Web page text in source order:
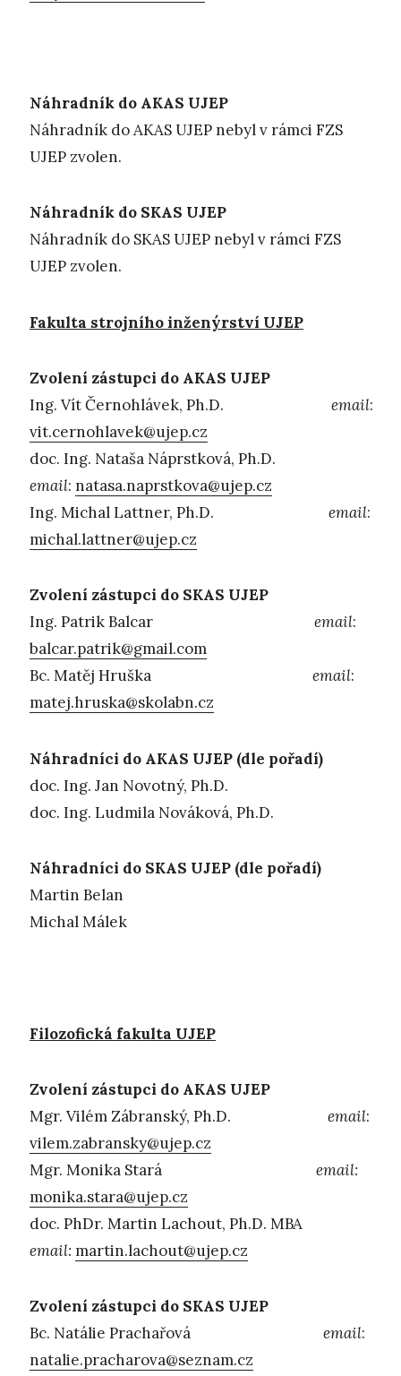
Náhradník do AKAS UJEP
Náhradník do AKAS UJEP nebyl v rámci FZS
UJEP zvolen.
Náhradník do SKAS UJEP
Náhradník do SKAS UJEP nebyl v rámci FZS
UJEP zvolen.
Fakulta strojního inženýrství UJEP
Zvolení zástupci do AKAS UJEP
Ing. Vít Černohlávek, Ph.D. email:
vit.cernohlavek@ujep.cz
doc. Ing. Nataša Náprstková, Ph.D.
email: natasa.naprstkova@ujep.cz
Ing. Michal Lattner, Ph.D. email:
michal.lattner@ujep.cz
Zvolení zástupci do SKAS UJEP
Ing. Patrik Balcar email:
balcar.patrik@gmail.com
Bc. Matěj Hruška email:
matej.hruska@skolabn.cz
Náhradníci do AKAS UJEP (dle pořadí)
doc. Ing. Jan Novotný, Ph.D.
doc. Ing. Ludmila Nováková, Ph.D.
Náhradníci do SKAS UJEP (dle pořadí)
Martin Belan
Michal Málek
Filozofická fakulta UJEP
Zvolení zástupci do AKAS UJEP
Mgr. Vilém Zábranský, Ph.D. email:
vilem.zabransky@ujep.cz
Mgr. Monika Stará email:
monika.stara@ujep.cz
doc. PhDr. Martin Lachout, Ph.D. MBA
email: martin.lachout@ujep.cz
Zvolení zástupci do SKAS UJEP
Bc. Natálie Prachařová email:
natalie.pracharova@seznam.cz